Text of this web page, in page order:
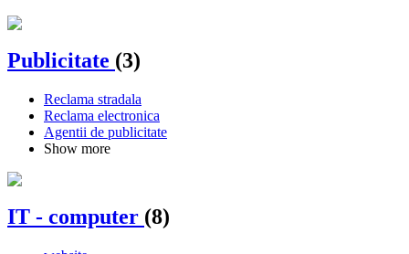
Publicitate (3)
Reclama stradala
Reclama electronica
Agentii de publicitate
Show more
IT - computer (8)